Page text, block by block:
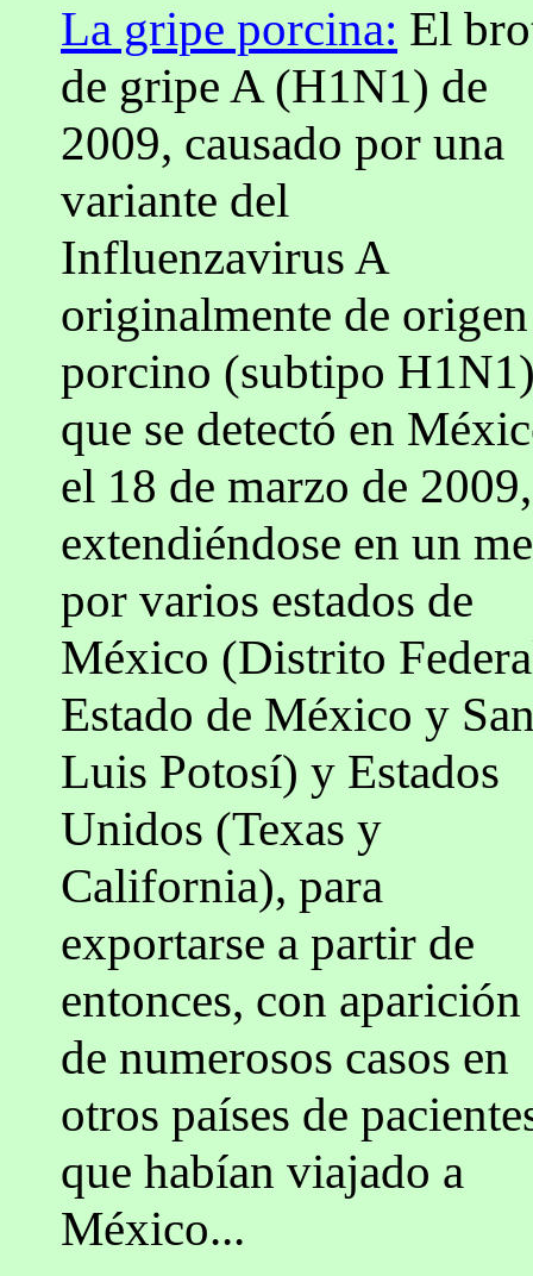
La gripe porcina: El
de gripe A (H1N1) de
2009, causado por una
variante del
Influenzavirus A
originalmente de origen
porcino (subtipo
que se detectó en
el 18 de marzo de 2009,
extendiéndose en un
por varios estados de
México (Distrito
Estado de México y
Luis Potosí) y Estados
Unidos (Texas y
California), para
exportarse a partir de
entonces, con aparición
de numerosos casos en
otros países de
que habían viajado a
México...